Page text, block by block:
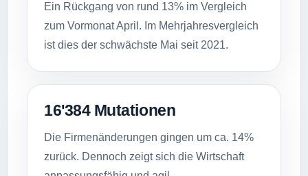
Ein Rückgang von rund 13% im Vergleich
zum Vormonat April. Im Mehrjahresvergleich
ist dies der schwächste Mai seit 2021.
16'384 Mutationen
Die Firmenänderungen gingen um ca. 14%
zurück. Dennoch zeigt sich die Wirtschaft